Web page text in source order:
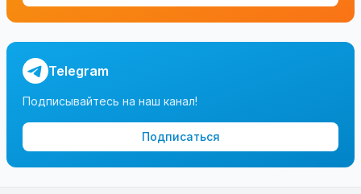
Telegram
Подписывайтесь на наш канал!
Подписаться